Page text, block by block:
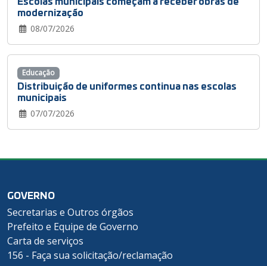
modernização
08/07/2026
Distribuição de uniformes continua nas escolas
municipais
07/07/2026
Educação
GOVERNO
Secretarias e Outros órgãos
Prefeito e Equipe de Governo
Carta de serviços
156 - Faça sua solicitação/reclamação